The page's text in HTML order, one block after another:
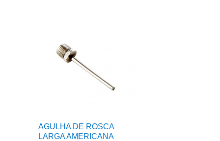
AGULHA DE ROSCA
LARGA AMERICANA